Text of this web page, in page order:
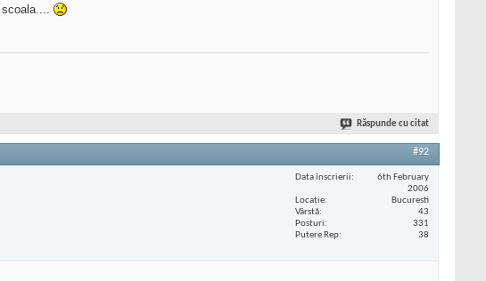
Răspunde cu citat
#92
Data înscrierii
6th February
2006
Locaţie
Bucuresti
Vârstă
43
Posturi
331
Putere Rep
38